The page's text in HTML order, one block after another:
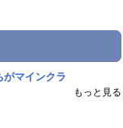
がマインクラ
もっと見る